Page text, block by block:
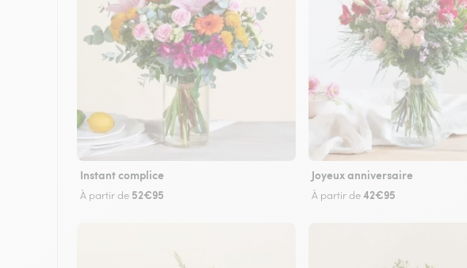
Instant complice
À partir de 52€95
Joyeux anniversaire
À partir de42€95